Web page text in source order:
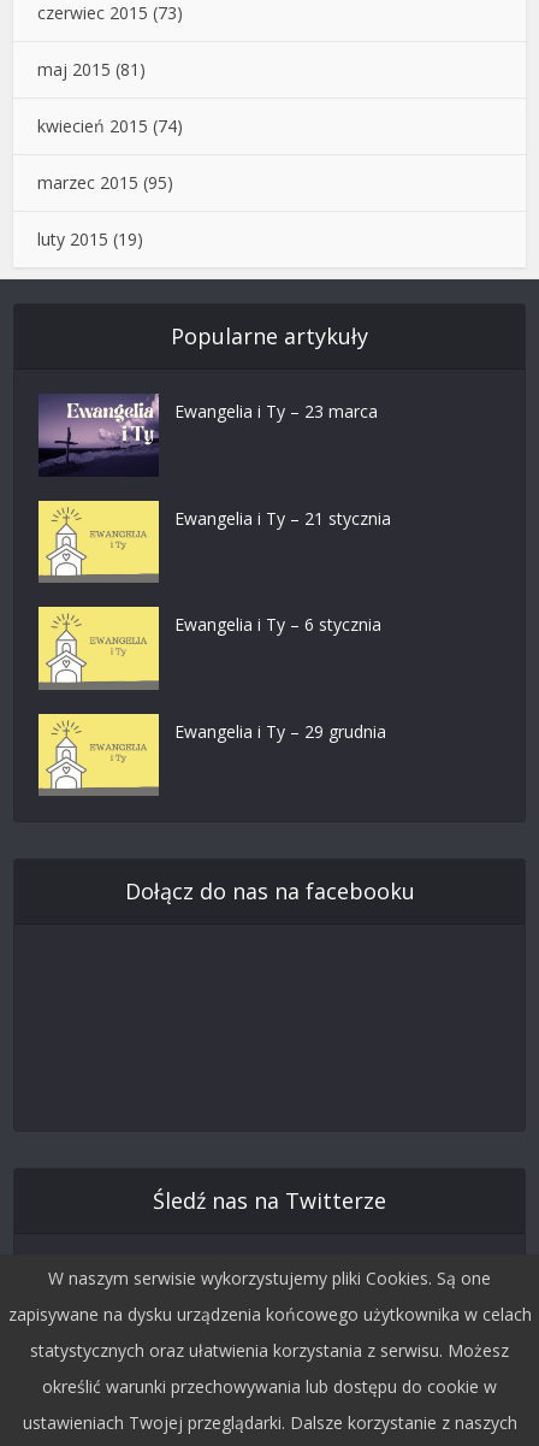
czerwiec 2015 (73)
maj 2015 (81)
kwiecień 2015 (74)
marzec 2015 (95)
luty 2015 (19)
Popularne artykuły
Ewangelia i Ty – 23 marca
Ewangelia i Ty – 21 stycznia
Ewangelia i Ty – 6 stycznia
Ewangelia i Ty – 29 grudnia
Dołącz do nas na facebooku
Śledź nas na Twitterze
W naszym serwisie wykorzystujemy pliki Cookies. Są one
zapisywane na dysku urządzenia końcowego użytkownika w celach
statystycznych oraz ułatwienia korzystania z serwisu. Możesz
określić warunki przechowywania lub dostępu do cookie w
ustawieniach Twojej przeglądarki. Dalsze korzystanie z naszych